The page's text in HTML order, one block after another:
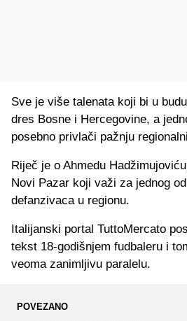
Sve je više talenata koji bi u
dres Bosne i Hercegovine, a
posebno privlači pažnju
Riječ je o Ahmedu
Novi Pazar koji važi za jednog
defanzivaca u regionu.
Italijanski portal TuttoMercato
tekst 18-godišnjem fudbaleru i
veoma zanimljivu paralelu.
POVEZANO